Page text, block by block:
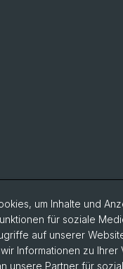
um Inhalte und
für soziale
auf unserer
Informationen zu Ihrer
unsere Partner für